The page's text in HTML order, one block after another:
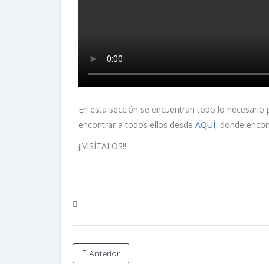
En esta sección se encuentran todo lo
encontrar a todos ellos desde AQUÍ, donde
¡¡VISÍTALOS!!
Anterior